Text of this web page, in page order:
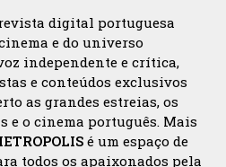
digital portuguesa
e do universo
independente e crítica,
e conteúdos exclusivos
as grandes estreias, os
o cinema português. Mais
é um espaço de
todos os apaixonados pela